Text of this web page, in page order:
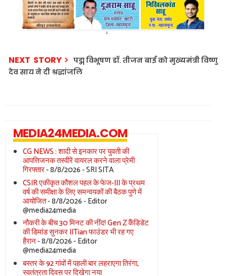
NEXT STORY
पद्म विभूषण डॉ. तीजन बाई को मुख्यमंत्री विष्णु
देव साय ने दी श्रद्धांजलि
MEDIA24MEDIA.COM
CG NEWS : शादी से इनकार पर युवती की
आपत्तिजनक तस्वीरें वायरल करने वाला प्रेमी
गिरफ्तार- 8/8/2026- SRI SITA
CSIR एकीकृत कौशल पहल के फेज-III के प्रथम
वर्ष की समीक्षा के लिए समन्वयकों की बैठक पुणे में
आयोजित- 8/8/2026- Editor
@media24media
नौकरी के बीच 30 मिनट की नींद! Gen Z कैंडिडेट
की डिमांड सुनकर IITian फाउंडर भी रह गए
हैरान- 8/8/2026- Editor
@media24media
बस्तर के 92 गांवों में पहली बार लहराएगा तिरंगा,
स्वतंत्रता दिवस पर दिखेगा नया